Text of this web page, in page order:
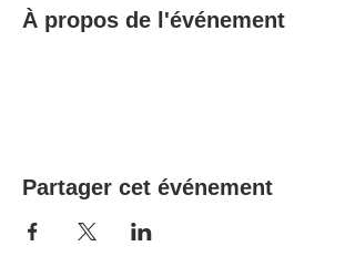
À propos de l'événement
Partager cet événement